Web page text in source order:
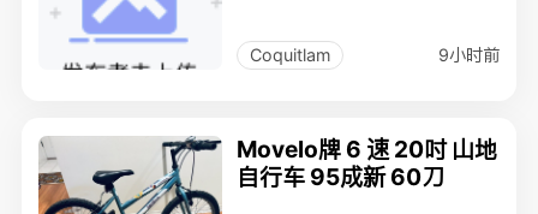
Coquitlam 9小时前
Movelo牌 6 速 20吋 山地
自行车 95成新 60刀